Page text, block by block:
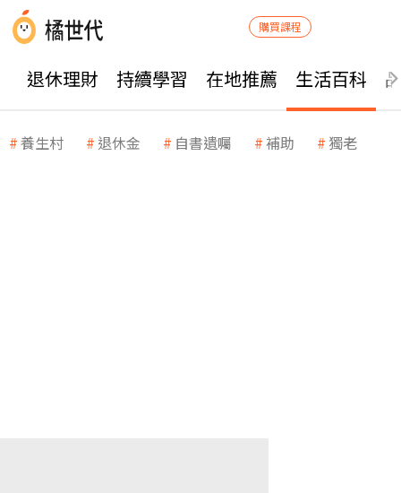
購買課程
退休理財 持續學習 在地推薦 生活百科
養生村 退休金 自書遺囑 補助 獨老